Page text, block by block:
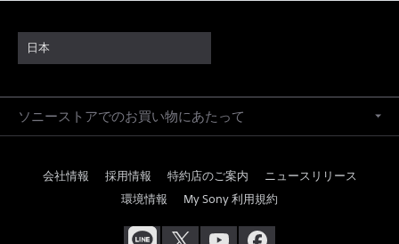
日本
ソニーストアでのお買い物にあたって
会社情報 採用情報 特約店のご案内
ニュースリリース
環境情報
My Sony 利用規約